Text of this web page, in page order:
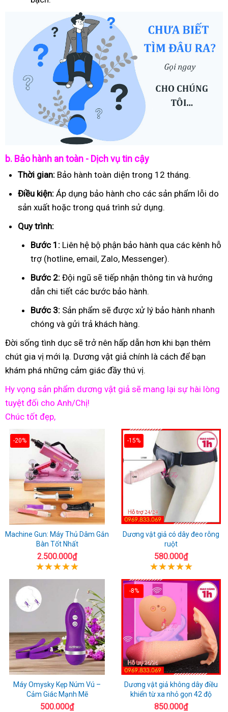
b. Bảo hành an toàn - Dịch vụ tin cậy
Thời gian: Bảo hành toàn diện trong 12 tháng.
Điều kiện: Áp dụng bảo hành cho các sản phẩm lỗi do
sản xuất hoặc trong quá trình sử dụng.
Quy trình:
Bước 1: Liên hệ bộ phận bảo hành qua các kênh hỗ
trợ (hotline, email, Zalo, Messenger).
Bước 2: Đội ngũ sẽ tiếp nhận thông tin và hướng
dẫn chi tiết các bước bảo hành.
Bước 3: Sản phẩm sẽ được xử lý bảo hành nhanh
chóng và gửi trả khách hàng.
Đời sống tình dục sẽ trở nên hấp dẫn hơn khi bạn thêm
chút gia vị mới lạ. Dương vật giả chính là cách để bạn
khám phá những cảm giác đầy thú vị.
Hy vọng sản phẩm dương vật giả sẽ mang lại sự hài lòng
tuyệt đối cho Anh/Chị!
Chúc tốt đẹp,
-20%
Machine Gun: Máy Thủ Dâm Gắn
Bàn Tốt Nhất
2.500.000₫
-15%
Dương vật giả có dây đeo rỗng
ruột
580.000₫
Máy Omysky Kẹp Núm Vú –
Cảm Giác Mạnh Mẽ
500.000₫
-8%
Dương vật giả không dây điều
khiển từ xa nhỏ gọn 42 độ
850.000₫